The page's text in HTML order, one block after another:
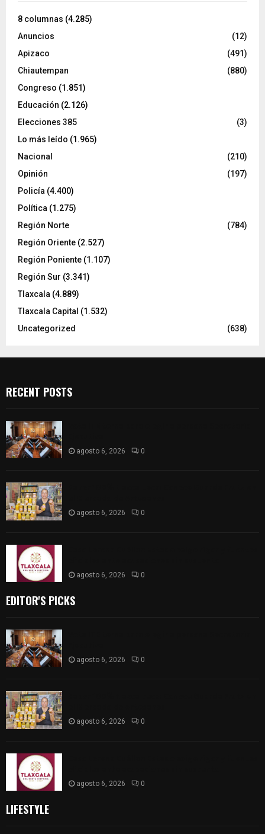
8 columnas (4.285)
Anuncios
(12)
Apizaco
(491)
Chiautempan
(880)
Congreso (1.851)
Educación (2.126)
Elecciones 385
(3)
Lo más leído (1.965)
Nacional
(210)
Opinión
(197)
Policía (4.400)
Política (1.275)
Región Norte
(784)
Región Oriente (2.527)
Región Poniente (1.107)
Región Sur (3.341)
Tlaxcala (4.889)
Tlaxcala Capital (1.532)
Uncategorized
(638)
RECENT POSTS
agosto 6, 2026 0
agosto 6, 2026 0
agosto 6, 2026 0
EDITOR'S PICKS
agosto 6, 2026 0
agosto 6, 2026 0
agosto 6, 2026 0
LIFESTYLE